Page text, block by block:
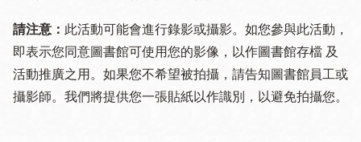
請注意： 此活動可能會進行錄影或攝影。如您參與此活動，
即表示您同意圖書館可使用您的影像，以作圖書館存檔 及
活動推廣之用。如果您不希望被拍攝，請告知圖書館員工或
攝影師。我們將提供您一張貼紙以作識別，以避免拍攝您。